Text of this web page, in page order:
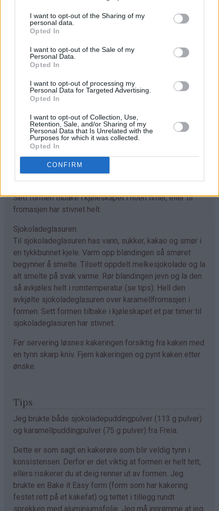
I want to opt-out of the Sharing of my
personal data.
Opted In
I want to opt-out of the Sale of my
Personal Data.
Opted In
I want to opt-out of processing my
Personal Data for Targeted Advertising.
Opted In
I want to opt-out of Collection, Use,
Retention, Sale, and/or Sharing of my
Personal Data that Is Unrelated with the
Purposes for which it was collected.
Opted In
CONFIRM
Hell røren i en rund form (26 cm i diameter). Bruker du
bunnen av formen, bare spray lett med formspray. Det er
nokså tynn konsistens på kakerøren, så det er viktig at
Stek sjokoladekakebunnen ved 180°C midt i ovnen i 15-
den er helt kald (minst 1 time i kjøleskapet).
Karamellfromasj:
Pisk kremfløte og vaniljesukker til myk krem. Pisk inn
seterrømme, 3 ss sukker og så
karamellpuddingpulveret. Hell den luftige
Sett formen tilbake i kjøleskapet i noen timer, eller til
fromasjen har stivnet helt.
Sjokoladeglasuren:
Til sjokoladeglasuren has vann, sukker, kakao og smør i
en tykkbunnet kjele. Varm opp blandingen så smøret
begynner å smelte. Tilsett oppdelt melkesjokolade og la
alt smelte på svak varme. Rør blandingen jevn og la den
så avkjøles helt i romtemperatur (se tips). Hell den
avkjølte sjokoladeglasuren over karamellfromasjen i
formen. Sett formen tilbake i kjøleskapet et par timer til
sjokoladeglasuren har stivnet.
Før servering løsnes kakeringen forsiktig fra kaken med
en tynn skarp kniv. Fjern kakeringen og pynt kaken etter
ønske.
Tips
Jeg brukte både sjokoladepuddingpulver (113 g pulver)
og karamellpuddingpulver (75 g pulver) fra Freia.
Dette er som sagt en kakerøre som blir veldig tynn i
konsistensen. Derfor er det viktig at formen er helt tett,
ellers risikerer du at deig renner ut av formen. Jeg
brukte en Bake it Easy form (form som har kakering
festet rett på et kakefat) og tettet i tillegg rundt
sprekken med aluminiumsfolie. Jeg må innrømme at jeg